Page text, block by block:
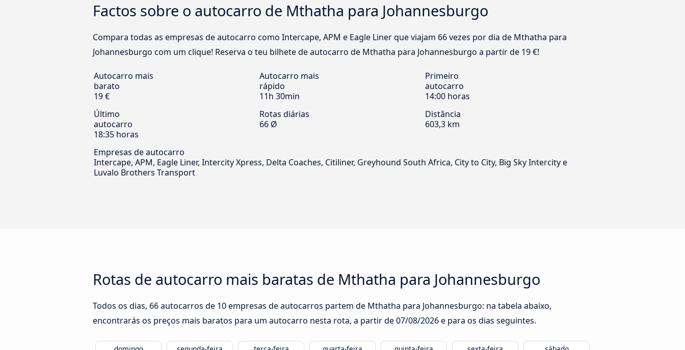
Factos sobre o autocarro de Mthatha para Johannesburgo
Compara todas as empresas de autocarro como Intercape, APM e Eagle Liner que viajam 66 vezes por dia de Mthatha para
Johannesburgo com um clique! Reserva o teu bilhete de autocarro de Mthatha para Johannesburgo a partir de 19 €!
Autocarro mais
barato
19 €
Autocarro mais
rápido
11h 30min
Primeiro
autocarro
14:00 horas
Último
autocarro
18:35 horas
Rotas diárias
66 Ø
Distância
603,3 km
Empresas de autocarro
Intercape, APM, Eagle Liner, Intercity Xpress, Delta Coaches, Citiliner, Greyhound South Africa, City to City, Big Sky Intercity e
Luvalo Brothers Transport
Rotas de autocarro mais baratas de Mthatha para Johannesburgo
Todos os dias, 66 autocarros de 10 empresas de autocarros partem de Mthatha para Johannesburgo: na tabela abaixo,
encontrarás os preços mais baratos para um autocarro nesta rota, a partir de07/08/2026e para os dias seguintes.